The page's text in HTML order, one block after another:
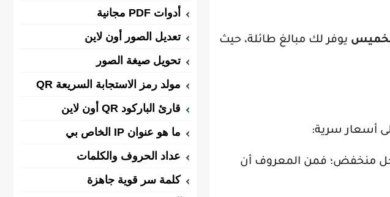
يوفر لك مبالغ طائلة، حيث
أسعار سرية:
دخل منخفض؛ فمن المعروف أن
أدوات PDF مجانية
تعديل الصور أون لاين
تحويل صيغة الصور
مولد رمز الاستجابة السريعة QR
قارئ الباركود QR أون لاين
ما هو عنوان IP الخاص بي
عداد الحروف والكلمات
كلمة سر قوية جاهزة